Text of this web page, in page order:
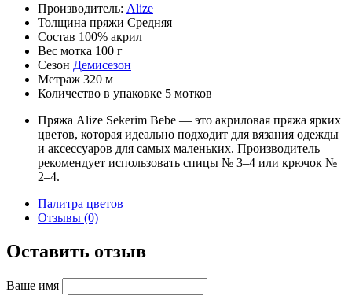
Производитель: Alize
Толщина пряжи Средняя
Состав 100% акрил
Вес мотка 100 г
Сезон Демисезон
Метраж 320 м
Количество в упаковке 5 мотков
Пряжа Alize Sekerim Bebe — это акриловая пряжа ярких
цветов, которая идеально подходит для вязания одежды
и аксессуаров для самых маленьких. Производитель
рекомендует использовать спицы № 3–4 или крючок №
2–4.
Палитра цветов
Отзывы (0)
Оставить отзыв
Ваше имя